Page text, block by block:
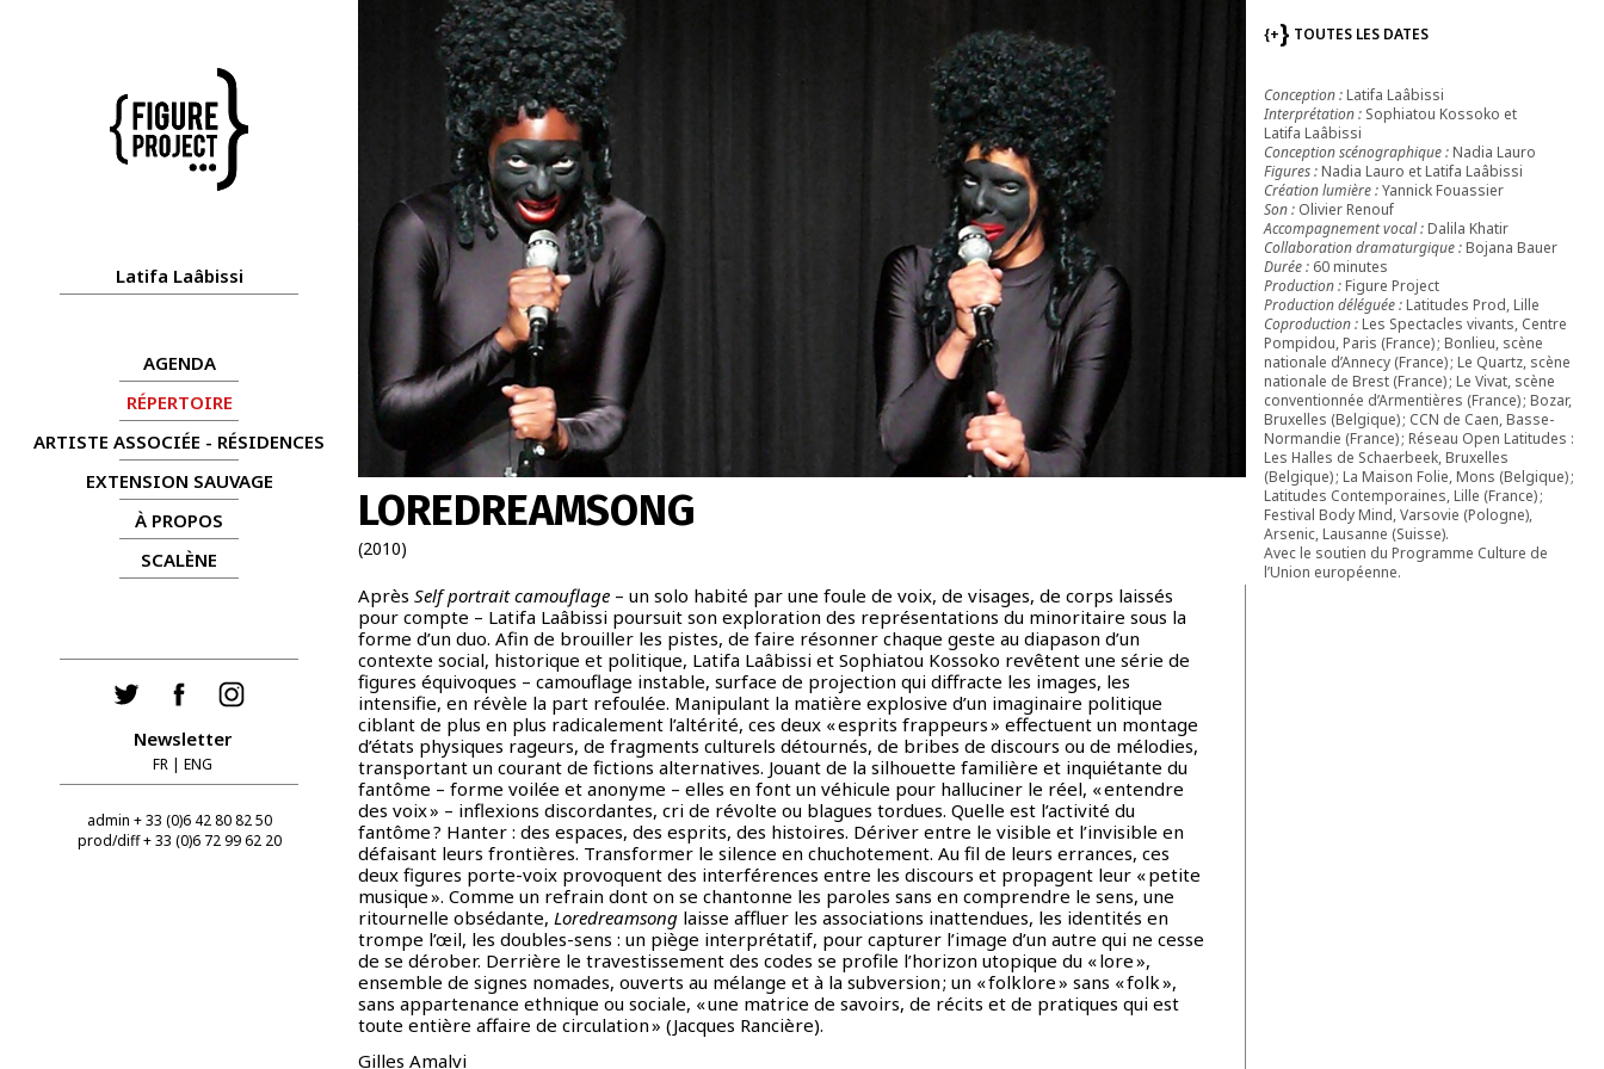
Latifa Laâbissi
AGENDA
RÉPERTOIRE
ARTISTE ASSOCIÉE - RÉSIDENCES
EXTENSION SAUVAGE
À PROPOS
SCALÈNE
Newsletter
FR | ENG
admin + 33 (0)6 42 80 82 50
prod/diff + 33 (0)6 72 99 62 20
LOREDREAMSONG
(2010)
Après Self portrait camouflage – un solo habité par une foule de voix, de visages, de corps laissés
pour compte – Latifa Laâbissi poursuit son exploration des représentations du minoritaire sous la
forme d’un duo. Afin de brouiller les pistes, de faire résonner chaque geste au diapason d’un
contexte social, historique et politique, Latifa Laâbissi et Sophiatou Kossoko revêtent une série de
figures équivoques – camouflage instable, surface de projection qui diffracte les images, les
intensifie, en révèle la part refoulée. Manipulant la matière explosive d’un imaginaire politique
ciblant de plus en plus radicalement l’altérité, ces deux « esprits frappeurs » effectuent un montage
d’états physiques rageurs, de fragments culturels détournés, de bribes de discours ou de mélodies,
transportant un courant de fictions alternatives. Jouant de la silhouette familière et inquiétante du
fantôme – forme voilée et anonyme – elles en font un véhicule pour halluciner le réel, « entendre
des voix » – inflexions discordantes, cri de révolte ou blagues tordues. Quelle est l’activité du
fantôme ? Hanter : des espaces, des esprits, des histoires. Dériver entre le visible et l’invisible en
défaisant leurs frontières. Transformer le silence en chuchotement. Au fil de leurs errances, ces
deux figures porte-voix provoquent des interférences entre les discours et propagent leur « petite
musique ». Comme un refrain dont on se chantonne les paroles sans en comprendre le sens, une
ritournelle obsédante, Loredreamsong laisse affluer les associations inattendues, les identités en
trompe l’œil, les doubles-sens : un piège interprétatif, pour capturer l’image d’un autre qui ne cesse
de se dérober. Derrière le travestissement des codes se profile l’horizon utopique du « lore »,
ensemble de signes nomades, ouverts au mélange et à la subversion ; un « folklore » sans « folk »,
sans appartenance ethnique ou sociale, « une matrice de savoirs, de récits et de pratiques qui est
toute entière affaire de circulation » (Jacques Rancière).
Gilles Amalvi
{+ TOUTES LES DATES
Conception :Latifa Laâbissi
Interprétation : Sophiatou Kossoko et
Latifa Laâbissi
Conception scénographique :Nadia Lauro
Figures :Nadia Lauro et Latifa Laâbissi
Création lumière :Yannick Fouassier
Son : Olivier Renouf
Accompagnement vocal :Dalila Khatir
Collaboration dramaturgique :Bojana Bauer
Durée : 60 minutes
Production :Figure Project
Production déléguée :Latitudes Prod, Lille
Coproduction :Les Spectacles vivants, Centre
Pompidou, Paris (France) ; Bonlieu, scène
nationale d’Annecy (France) ; Le Quartz, scène
nationale de Brest (France) ; Le Vivat, scène
conventionnée d’Armentières (France) ; Bozar,
Bruxelles (Belgique) ; CCN de Caen, Basse-
Normandie (France) ; Réseau Open Latitudes :
Les Halles de Schaerbeek, Bruxelles
(Belgique) ; La Maison Folie, Mons (Belgique) ;
Latitudes Contemporaines, Lille (France) ;
Festival Body Mind, Varsovie (Pologne),
Arsenic, Lausanne (Suisse).
Avec le soutien du Programme Culture de
l’Union européenne.